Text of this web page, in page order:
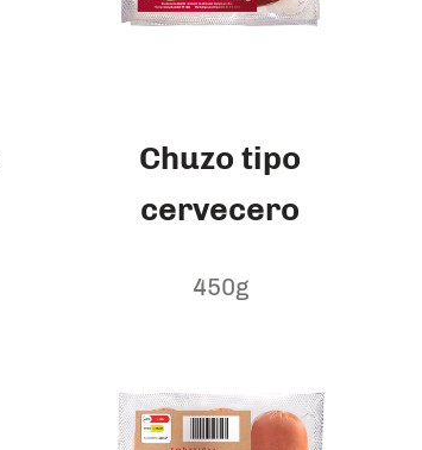
Chuzo tipo
cervecero
450g